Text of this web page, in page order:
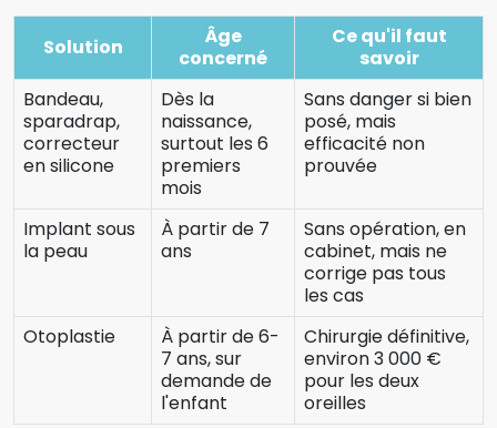
Solution
Âge
concerné
Ce qu'il faut
savoir
Bandeau,
sparadrap,
correcteur
en silicone
Dès la
naissance,
surtout les 6
premiers
mois
Sans danger si bien
posé, mais
efficacité non
prouvée
Implant sous
la peau
À partir de 7
ans
Sans opération, en
cabinet, mais ne
corrige pas tous
les cas
Otoplastie
À partir de 6-
7 ans, sur
demande de
l'enfant
Chirurgie définitive,
environ 3 000 €
pour les deux
oreilles